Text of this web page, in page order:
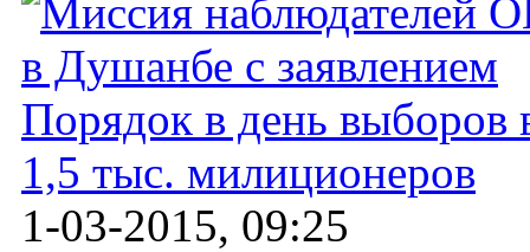
Порядок в день выборов
1,5 тыс. милиционеров
1-03-2015, 09:25